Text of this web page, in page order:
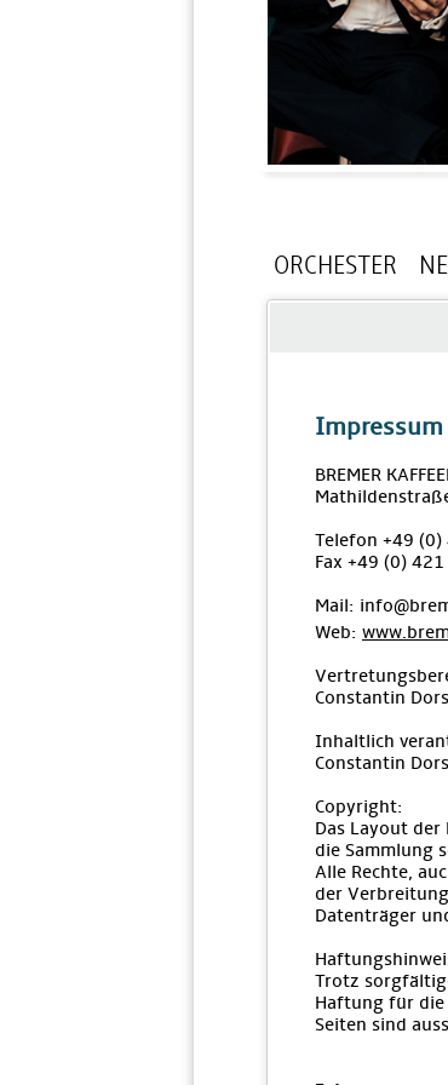
ORCHESTER
Impressum
BREMER
Telefon +49
Fax +49 (0)
Mail:
Web:
Constantin
Inhaltlich
Constantin
Copyright:
Das Layout der
die Sammlung
Alle Rechte,
der
Datenträger
Trotz
Haftung für
Seiten sind